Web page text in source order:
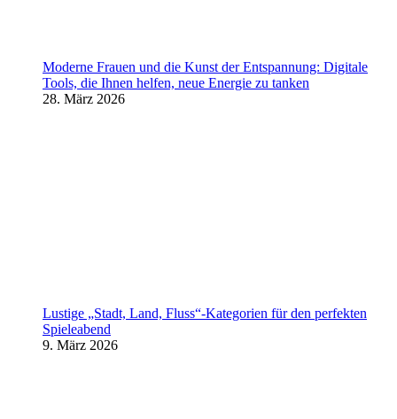
Moderne Frauen und die Kunst der Entspannung: Digitale
Tools, die Ihnen helfen, neue Energie zu tanken
28. März 2026
Lustige „Stadt, Land, Fluss“-Kategorien für den perfekten
Spieleabend
9. März 2026